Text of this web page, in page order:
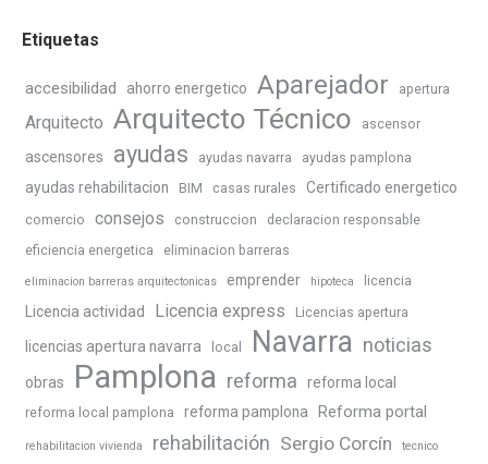
Etiquetas
accesibilidad ahorro energetico Aparejador apertura
Arquitecto Arquitecto Técnico ascensor
ascensores ayudas ayudas navarra ayudas pamplona
ayudas rehabilitacion BIM casas rurales Certificado energetico
comercio consejos construccion
declaracion responsable
eficiencia energetica
eliminacion barreras
eliminacion barreras arquitectonicas emprender hipoteca licencia
Licencia actividad Licencia express Licencias apertura
licencias apertura navarra local Navarra noticias
obras Pamplona reforma reforma local
reforma local pamplona reforma pamplona Reforma portal
rehabilitacion vivienda rehabilitación Sergio Corcín tecnico